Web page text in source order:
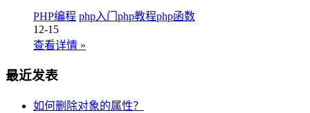
PHP编程 php入门 php教程php函数
12-15
查看详情 »
最近发表
如何删除对象的属性？